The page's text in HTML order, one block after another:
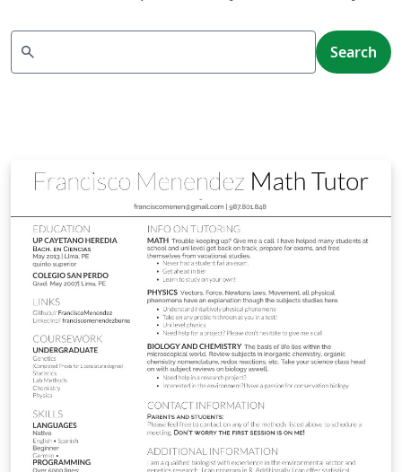
search Search